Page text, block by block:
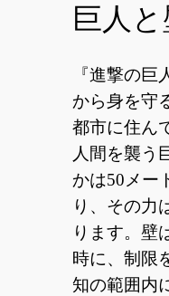
巨人
『進撃の巨
から身を守
都市に住ん
人間を襲う
かは50メー
り、その力
ります。壁
時に、制限
知の範囲内